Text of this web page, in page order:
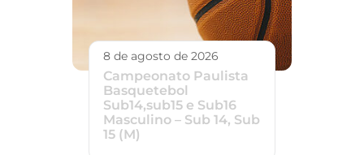
8 de agosto de 2026
Campeonato Paulista
Basquetebol
Sub14,sub15 e Sub16
Masculino – Sub 14, Sub
15 (M)